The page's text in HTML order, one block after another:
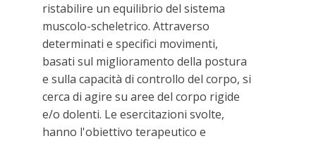
ristabilire un equilibrio del sistema
muscolo-scheletrico. Attraverso
determinati e specifici movimenti,
basati sul miglioramento della postura
e sulla capacità di controllo del corpo, si
cerca di agire su aree del corpo rigide
e/o dolenti. Le esercitazioni svolte,
hanno l'obiettivo terapeutico e